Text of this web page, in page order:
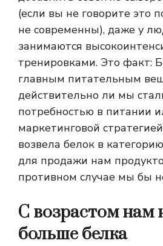
(если вы не говорите это
не современны), даже у
занимаются
тренировками. Это факт:
главным питательным
действительно ли мы
потребностью в питании
маркетинговой
возвела белок в
для продажи нам
противном случае мы бы
С возрастом нам
больше белка